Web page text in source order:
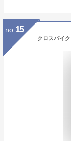
no. 15